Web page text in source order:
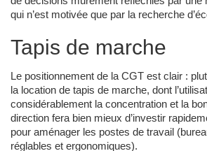
qui n’est motivée que par la recherche
Tapis de marche
Le positionnement de la CGT est clair :
la location de tapis de marche, dont
considérablement la concentration et la
direction fera bien mieux d’investir
pour aménager les postes de travail
réglables et ergonomiques).